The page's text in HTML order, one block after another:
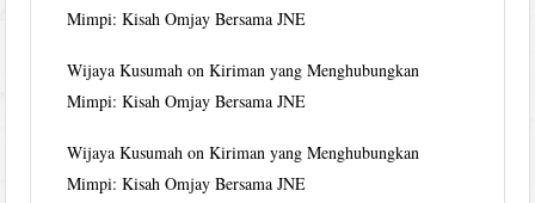
Mimpi: Kisah Omjay Bersama JNE
Wijaya Kusumah onKiriman yang Menghubungkan
Mimpi: Kisah Omjay Bersama JNE
Wijaya Kusumah onKiriman yang Menghubungkan
Mimpi: Kisah Omjay Bersama JNE